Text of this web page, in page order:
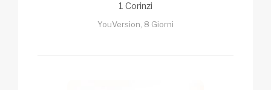
1 Corinzi
YouVersion, 8 Giorni